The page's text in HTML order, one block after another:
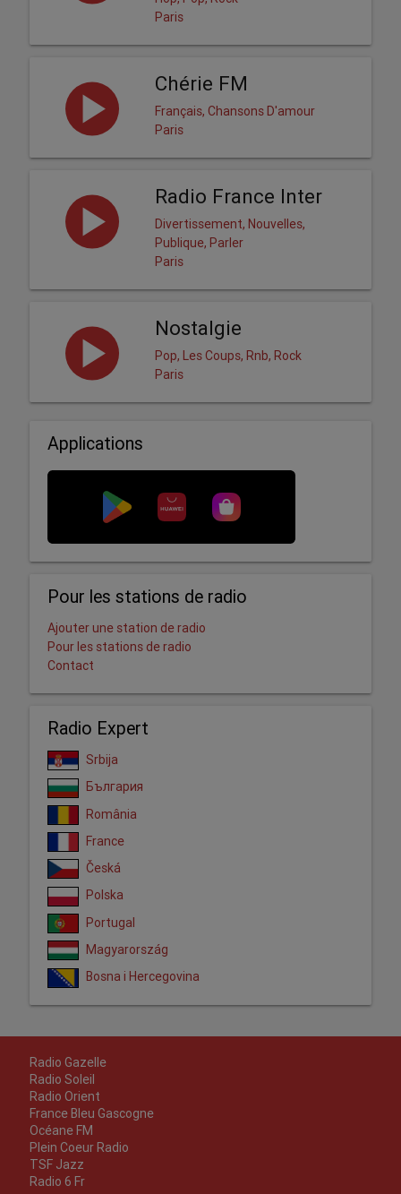
Paris
Chérie FM
Français, Chansons D'amour
Paris
Radio France Inter
Divertissement, Nouvelles,
Publique, Parler
Paris
Nostalgie
Pop, Les Coups, Rnb, Rock
Paris
Applications
Pour les stations de radio
Ajouter une station de radio
Pour les stations de radio
Contact
Radio Expert
Srbija
България
România
France
Česká
Polska
Portugal
Magyarország
Bosna i Hercegovina
Radio Gazelle
Radio Soleil
Radio Orient
France Bleu Gascogne
Océane FM
Plein Coeur Radio
TSF Jazz
Radio 6 Fr